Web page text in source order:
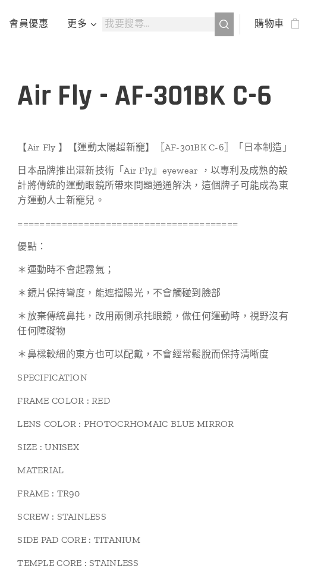
會員優惠 更多 購物車
Air Fly - AF-301BK C-6
【Air Fly 】【運動太陽超新竉】〖AF-301BK C-6〗「日本制造」
日本品牌推出湛新技術「Air Fly』eyewear ，以專利及成熟的設
計將傳統的運動眼鏡所帶來問題通通解決，這個牌子可能成為東
方運動人士新竉兒。
========================================
優點：
＊運動時不會起霧氣；
＊鏡片保持彎度，能遮擋陽光，不會觸碰到臉部
＊放棄傳統鼻扥，改用兩側承扥眼鏡，做任何運動時，視野沒有
任何障礙物
＊鼻樑較細的東方也可以配戴，不會經常鬆脫而保持清晰度
SPECIFICATION
FRAME COLOR : RED
LENS COLOR : PHOTOCRHOMAIC BLUE MIRROR
SIZE : UNISEX
MATERIAL
FRAME : TR90
SCREW : STAINLESS
SIDE PAD CORE : TITANIUM
TEMPLE CORE : STAINLESS